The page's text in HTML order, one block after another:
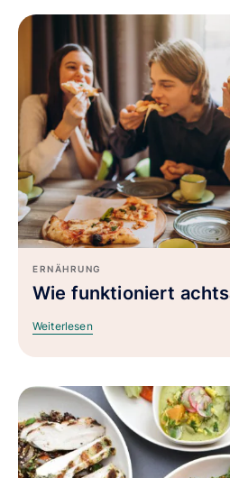
ERNÄHRUNG
Wie funktioniert
Weiterlesen